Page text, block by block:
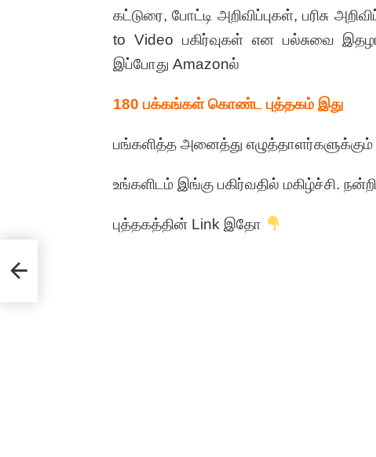
கட்டுரை, போட்டி அறிவிப்புகள், பரிசு
to Video பகிர்வுகள் என பல்சுவை
இப்போது Amazonல்
180 பக்கங்கள் கொண்ட புத்தகம் இது
பங்களித்த அனைத்து
உங்களிடம் இங்கு பகிர்வதில் மகிழ்ச்சி. நன்றி
புத்தகத்தின் Link இதோ